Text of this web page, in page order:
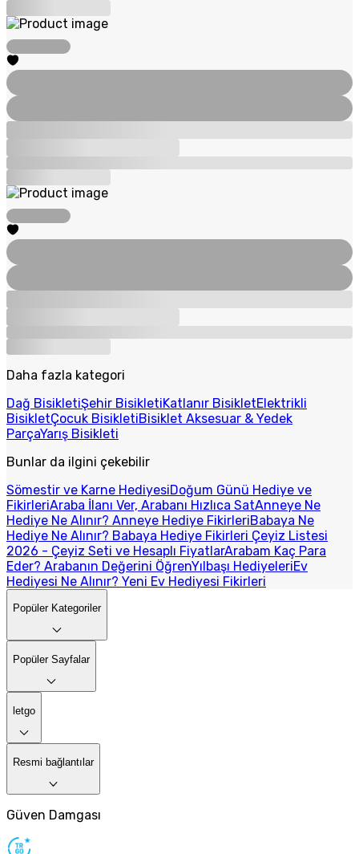
Daha fazla kategori
Dağ BisikletiŞehir BisikletiKatlanır BisikletElektrikli
BisikletÇocuk BisikletiBisiklet Aksesuar & Yedek
ParçaYarış Bisikleti
Bunlar da ilgini çekebilir
Sömestir ve Karne HediyesiDoğum Günü Hediye ve
FikirleriAraba İlanı Ver, Arabanı Hızlıca SatAnneye Ne
Hediye Ne Alınır? Anneye Hediye FikirleriBabaya Ne
Hediye Ne Alınır? Babaya Hediye Fikirleri Çeyiz Listesi
2026 - Çeyiz Seti ve Hesaplı FiyatlarArabam Kaç Para
Eder? Arabanın Değerini ÖğrenYılbaşı HediyeleriEv
Hediyesi Ne Alınır? Yeni Ev Hediyesi Fikirleri
Popüler Kategoriler
Popüler Sayfalar
letgo
Resmi bağlantılar
Güven Damgası